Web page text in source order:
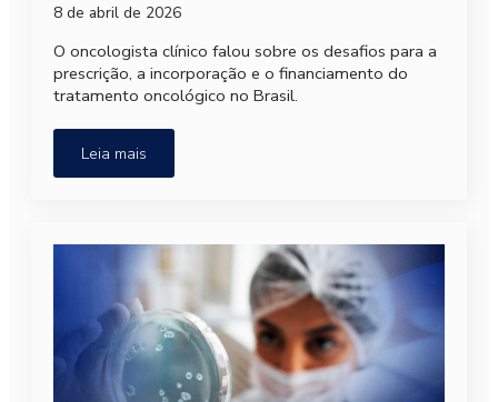
8 de abril de 2026
O oncologista clínico falou sobre os desafios para a
prescrição, a incorporação e o financiamento do
tratamento oncológico no Brasil.
Leia mais